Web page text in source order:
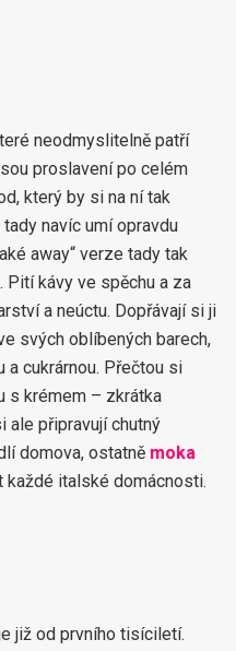
neodmyslitelně patří
proslavení po celém
který by si na ní tak
navíc umí opravdu
away“ verze tady tak
Pití kávy ve spěchu a za
a neúctu. Dopřávají si ji
svých oblíbených barech,
a cukrárnou. Přečtou si
s krémem – zkrátka
ale připravují chutný
domova, ostatně moka
italské domácnosti.
již od prvního tisíciletí.